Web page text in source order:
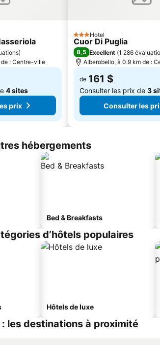
)
: Centre-ville
4 sites
prix
3 Étoiles
Hotel
Cuor Di Puglia
8,5 Excellent (1 286
Alberobello, à 0.9 km de :
de 161 $
Consulter les prix de 3
Consulter les
hébergements
Bed & Breakfasts
d’hôtels populaires
Hôtels de luxe
: les destinations à proximité